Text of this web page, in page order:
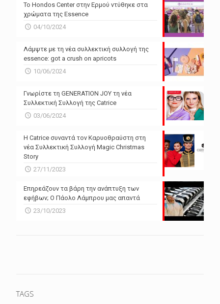
Το Hondos Center στην Ερμού ντύθηκε στα
χρώματα της Essence
04/10/2024
Λάμψτε με τη νέα συλλεκτική συλλογή της
essence: got a crush on apricots
10/06/2024
Γνωρίστε τη GENERATION JOY τη νέα
Συλλεκτική Συλλογή της Catrice
03/06/2024
Η Catrice συναντά τον Καρυοθραύστη στη
νέα Συλλεκτική Συλλογή Magic Christmas
Story
27/11/2023
Επηρεάζουν τα βάρη την ανάπτυξη των
εφήβων; Ο Πάολο Λάμπρου μας απαντά
23/10/2023
TAGS